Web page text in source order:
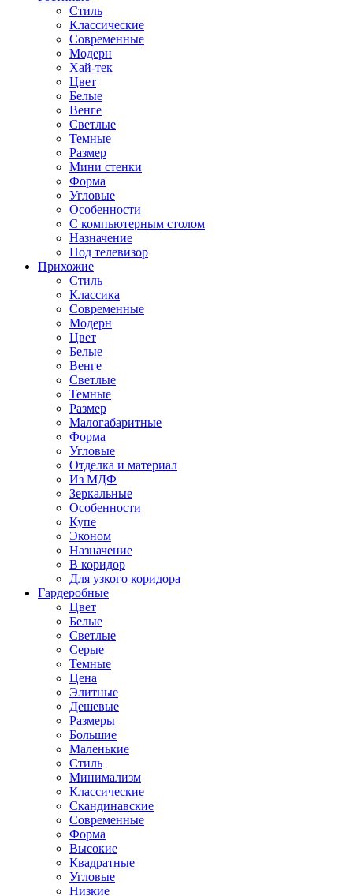
Стиль
Классические
Современные
Модерн
Хай-тек
Цвет
Белые
Венге
Светлые
Темные
Размер
Мини стенки
Форма
Угловые
Особенности
С компьютерным столом
Назначение
Под телевизор
Прихожие
Стиль
Классика
Современные
Модерн
Цвет
Белые
Венге
Светлые
Темные
Размер
Малогабаритные
Форма
Угловые
Отделка и материал
Из МДФ
Зеркальные
Особенности
Купе
Эконом
Назначение
В коридор
Для узкого коридора
Гардеробные
Цвет
Белые
Светлые
Серые
Темные
Цена
Элитные
Дешевые
Размеры
Большие
Маленькие
Стиль
Минимализм
Классические
Скандинавские
Современные
Форма
Высокие
Квадратные
Угловые
Низкие